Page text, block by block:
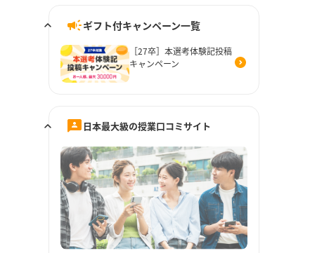
ギフト付キャンペーン一覧
［27卒］本選考体験記投稿
キャンペーン
日本最大級の授業口コミサイト